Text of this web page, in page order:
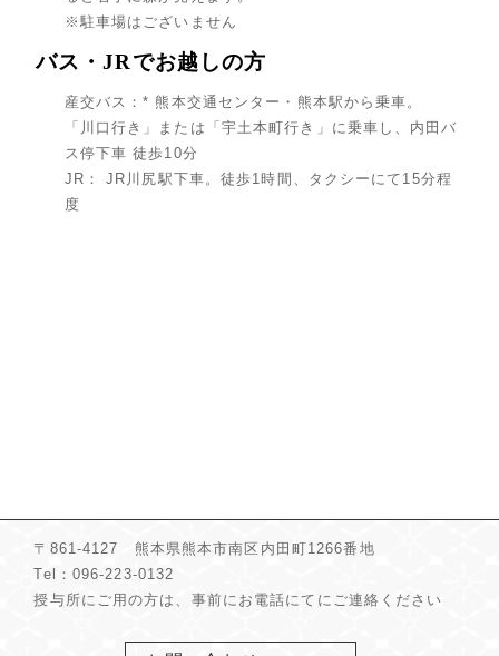
※駐車場はございません
バス・JRでお越しの方
産交バス：* 熊本交通センター・熊本駅から乗車。
「川口行き」または「宇土本町行き」に乗車し、内田バ
ス停下車 徒歩10分
JR： JR川尻駅下車。徒歩1時間、タクシーにて15分程
度
〒861-4127 熊本県熊本市南区内田町1266番地
Tel：096-223-0132
授与所にご用の方は、事前にお電話にてにご連絡ください